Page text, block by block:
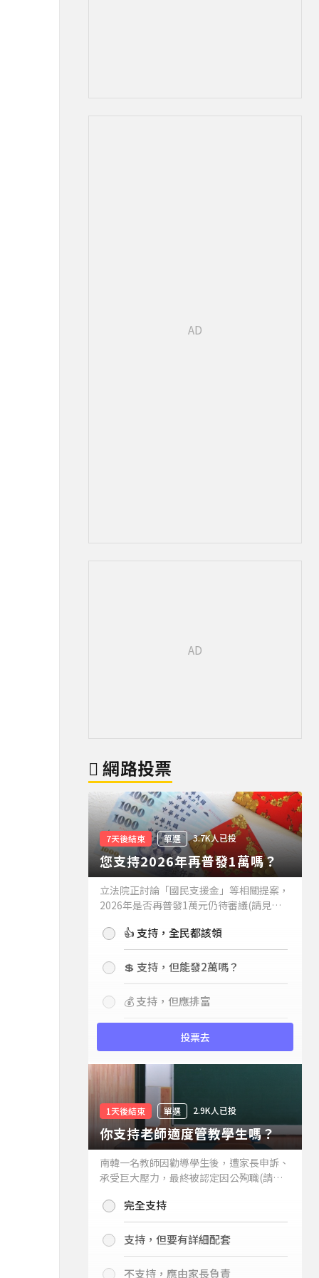
網路投票
7天後結束 單選 3.7K人已投
您支持2026年再普發1萬嗎？
立法院正討論「國民支援金」等相關提案，
2026年是否再普發1萬元仍待審議(請見下
持嗎？👍 支持，全民都該領
💲 支持，但能發2萬嗎？
💰 支持，但應排富
投票去
1天後結束 單選 2.9K人已投
你支持老師適度管教學生嗎？
南韓一名教師因勸導學生後，遭家長申訴、
承受巨大壓力，最終被認定因公殉職(請見
你支持老師適度管教學生嗎？
完全支持
支持，但要有詳細配套
不支持，應由家長負責